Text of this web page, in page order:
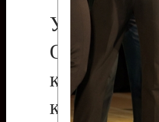
Участники